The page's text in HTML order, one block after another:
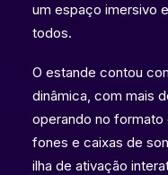
um espaço imersivo
todos.
O estande contou
dinâmica, com mais
operando no formato
fones e caixas de
ilha de ativação